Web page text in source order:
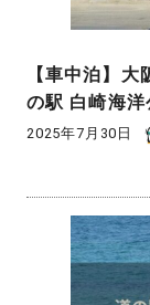
【車中泊】
の駅 白崎海洋
2025年7月30日